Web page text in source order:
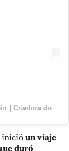
Una publicación compartida de Génesis Galván | Criadora de Conteúdo (@genesisgalvan18)
inicióun viaje